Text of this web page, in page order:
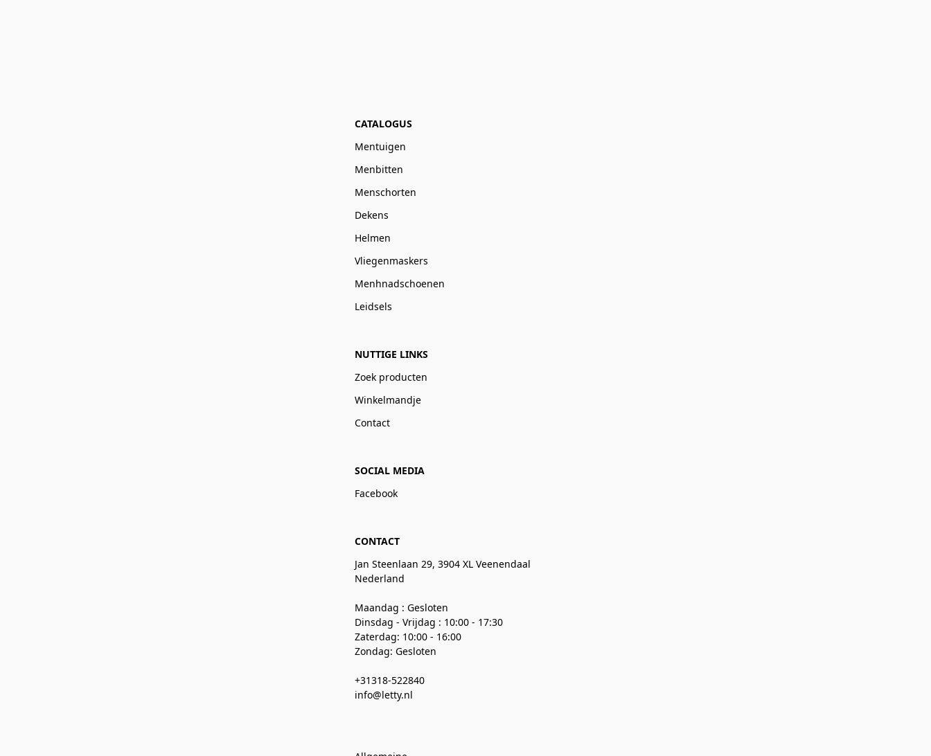
CATALOGUS
Mentuigen
Menbitten
Menschorten
Dekens
Helmen
Vliegenmaskers
Menhnadschoenen
Leidsels
NUTTIGE LINKS
Zoek producten
Winkelmandje
Contact
SOCIAL MEDIA
Facebook
CONTACT
Jan Steenlaan 29, 3904 XL Veenendaal
Nederland
Maandag : Gesloten
Dinsdag - Vrijdag : 10:00 - 17:30
Zaterdag: 10:00 - 16:00
Zondag: Gesloten
+31318-522840
info@letty.nl